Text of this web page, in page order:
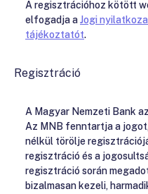
A regisztrációhoz kötött
elfogadja aJogi
tájékoztatót.
Regisztráció
A Magyar Nemzeti Bank
Az MNB fenntartja a
nélkül törölje
regisztráció és a
regisztráció során
bizalmasan kezeli,